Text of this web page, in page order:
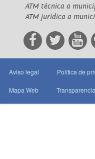
ATM técnica a
ATM jurídica a
Aviso legal Política de
Mapa Web Transparencia